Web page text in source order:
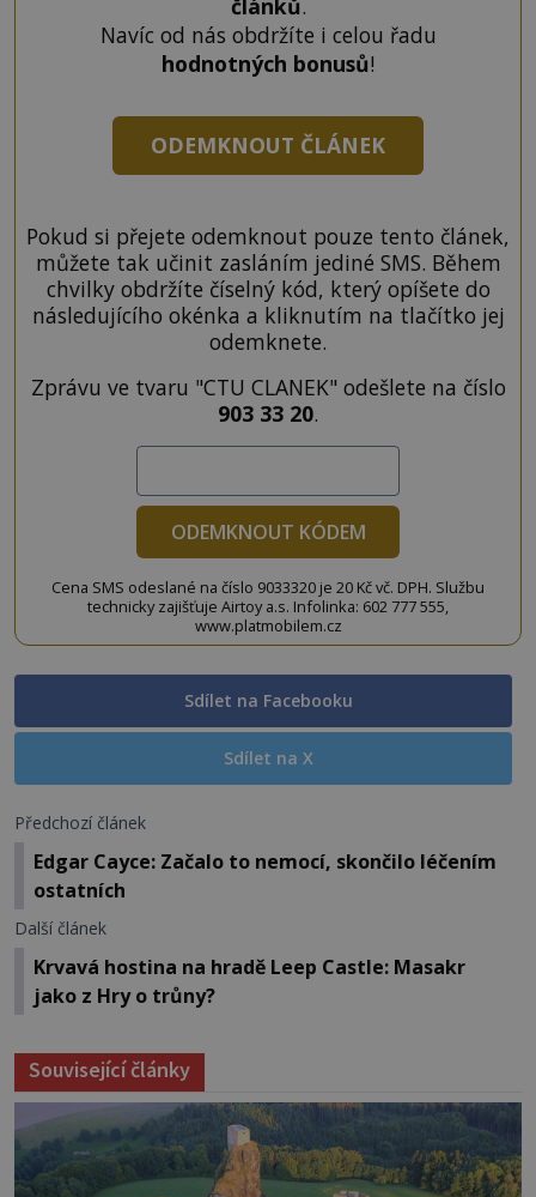
Navíc od nás obdržíte i celou řadu
hodnotných bonusů!
ODEMKNOUT ČLÁNEK
Pokud si přejete odemknout pouze tento článek,
můžete tak učinit zasláním jediné SMS. Během
chvilky obdržíte číselný kód, který opíšete do
následujícího okénka a kliknutím na tlačítko jej
odemknete.
Zprávu ve tvaru "CTU CLANEK" odešlete na číslo
903 33 20.
ODEMKNOUT KÓDEM
Cena SMS odeslané na číslo 9033320 je 20 Kč vč. DPH. Službu
technicky zajišťuje Airtoy a.s. Infolinka: 602 777 555,
www.platmobilem.cz
Sdílet na Facebooku
Sdílet na X
Předchozí článek
Edgar Cayce: Začalo to nemocí, skončilo léčením
ostatních
Další článek
Krvavá hostina na hradě Leep Castle: Masakr
jako z Hry o trůny?
Související články